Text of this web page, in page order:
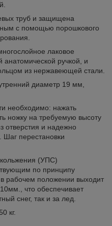
труб и защищена
с помощью порошкового
лаковое
ручкой, и
из нержавеющей стали.
диаметр 19 мм,
необходимо: нажать
ножку на требуемую высоту
отверстия и надежно
Шаг перестановки
(УПС)
по принципу
рабочем положении выходит
что обеспечивает
снег, так и за лед.
кг.